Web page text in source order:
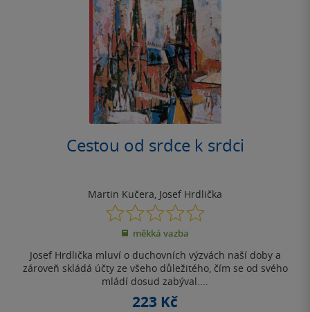
Cestou od srdce k srdci
Martin Kučera, Josef Hrdlička
0.0
z
5
měkká vazba
Josef Hrdlička mluví o duchovních výzvách naší doby a
zároveň skládá účty ze všeho důležitého, čím se od svého
mládí dosud zabýval....
223 Kč